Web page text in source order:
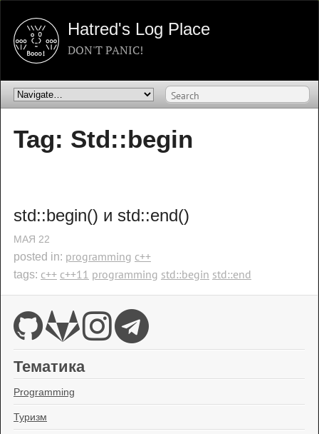
Hatred's Log Place
DON'T PANIC!
Tag: Std::begin
std::begin() и std::end()
МАЯ 22
posted in: programming c++
tags: c++ c++11 programming std::begin std::end
Тематика
Programming
Туризм